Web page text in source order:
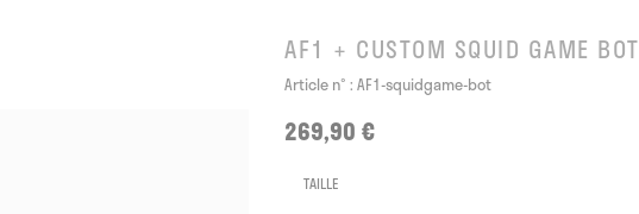
PRODUITS D'ENTRETIEN
AF1 + CUSTOM SQUID GAME BOT
Article n° : AF1-squidgame-bot
269,90 €
TAILLE